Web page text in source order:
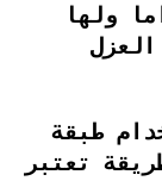
ولها
طبقة
تعتبر